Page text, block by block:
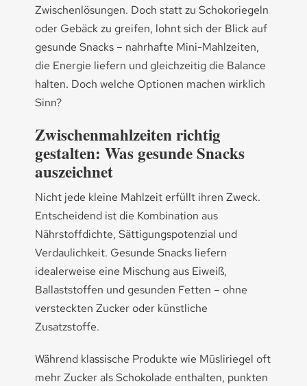
Zwischenlösungen. Doch statt zu Schokoriegeln
oder Gebäck zu greifen, lohnt sich der Blick auf
gesunde Snacks – nahrhafte Mini-Mahlzeiten,
die Energie liefern und gleichzeitig die Balance
halten. Doch welche Optionen machen wirklich
Sinn?
Zwischenmahlzeiten richtig
gestalten: Was gesunde Snacks
auszeichnet
Nicht jede kleine Mahlzeit erfüllt ihren Zweck.
Entscheidend ist die Kombination aus
Nährstoffdichte, Sättigungspotenzial und
Verdaulichkeit. Gesunde Snacks liefern
idealerweise eine Mischung aus Eiweiß,
Ballaststoffen und gesunden Fetten – ohne
versteckten Zucker oder künstliche
Zusatzstoffe.
Während klassische Produkte wie Müsliriegel oft
mehr Zucker als Schokolade enthalten, punkten